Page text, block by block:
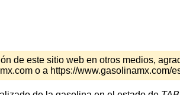
de este sitio web en otros medios,
o a https://www.gasolinamx.com/